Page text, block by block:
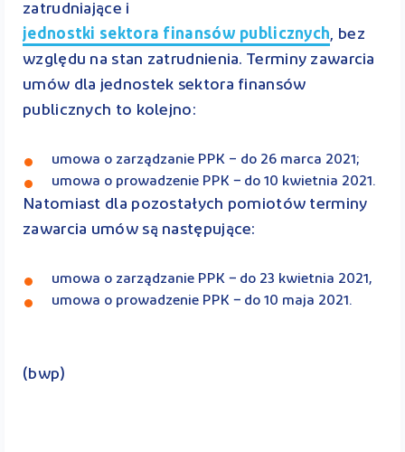
zatrudniające i
jednostki sektora finansów publicznych, bez
względu na stan zatrudnienia. Terminy zawarcia
umów dla jednostek sektora finansów
publicznych to kolejno:
umowa o zarządzanie PPK – do 26 marca 2021;
umowa o prowadzenie PPK − do 10 kwietnia 2021.
Natomiast dla pozostałych pomiotów terminy
zawarcia umów są następujące:
umowa o zarządzanie PPK − do 23 kwietnia 2021,
umowa o prowadzenie PPK − do 10 maja 2021.
(bwp)